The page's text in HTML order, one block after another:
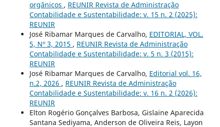
orgânicos , REUNIR Revista de Administração
Contabilidade e Sustentabilidade: v. 15 n. 2 (2025):
REUNIR
José Ribamar Marques de Carvalho, EDITORIAL, VOL.
5, Nº 3, 2015 , REUNIR Revista de Administração
Contabilidade e Sustentabilidade: v. 5 n. 3 (2015):
REUNIR
José Ribamar Marques de Carvalho, Editorial vol. 16,
n.2, 2026 , REUNIR Revista de Administração
Contabilidade e Sustentabilidade: v. 16 n. 2 (2026):
REUNIR
Elton Rogério Gonçalves Barbosa, Gislaine Aparecida
Santana Sediyama, Anderson de Oliveira Reis, Layon